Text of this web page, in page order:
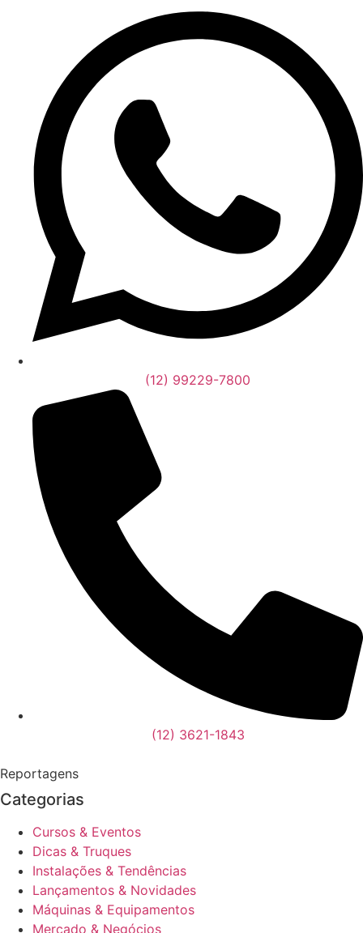
(12) 99229-7800
(12) 3621-1843
Reportagens
Categorias
Cursos & Eventos
Dicas & Truques
Instalações & Tendências
Lançamentos & Novidades
Máquinas & Equipamentos
Mercado & Negócios